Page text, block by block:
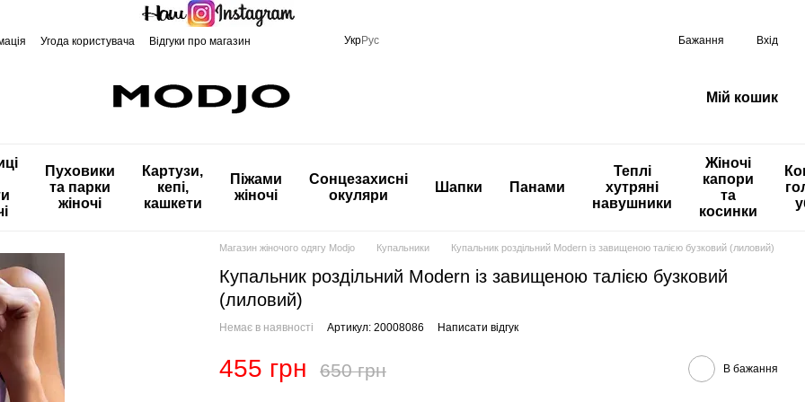
Угода користувача Відгуки про магазин УкрРус Бажання Вхід
Мій кошик
Пуховики
та парки
жіночі
Картузи,
кепі,
кашкети
Піжами
жіночі
Сонцезахисні
окуляри
Шапки Панами
Теплі
хутряні
навушники
Жіночі
капори
та
косинки
Магазин жіночого одягу Modjo Купальники Купальник роздільний Modern із завищеною талією бузковий (лиловий)
Купальник роздільний Modern із завищеною талією бузковий
(лиловий)
Немає в наявності Артикул: 20008086 Написати відгук
455 грн 650 грн В бажання